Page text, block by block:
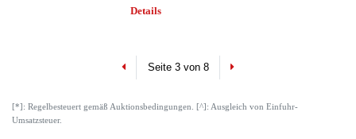
Details
PreviousSeite 3 von 8 Next
[*]: Regelbesteuert gemäß Auktionsbedingungen. [^]: Ausgleich von Einfuhr-
Umsatzsteuer.